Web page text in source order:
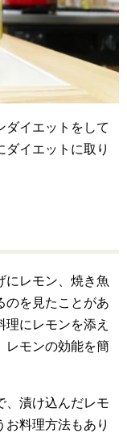
ダイエットをして
イエットに取り
にレモン、焼き魚
のを見たことがあ
にレモンを添え
レモンの効能を簡
、漬け込んだレモ
お料理方法もあり